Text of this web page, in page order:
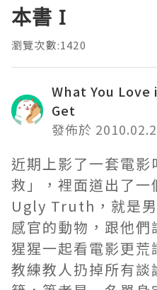
本書 I
瀏覽次數:1420
What You Love
Get
發佈於
近期上影了一套電影
救」，裡面道出了
Ugly Truth，就是
感官的動物，跟他
猩猩一起看電影更
教練教人扔掉所有